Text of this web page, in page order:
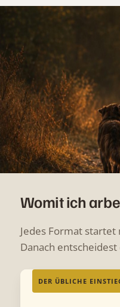
Womit ich
Jedes Format
Danach
DER ÜBLICHE